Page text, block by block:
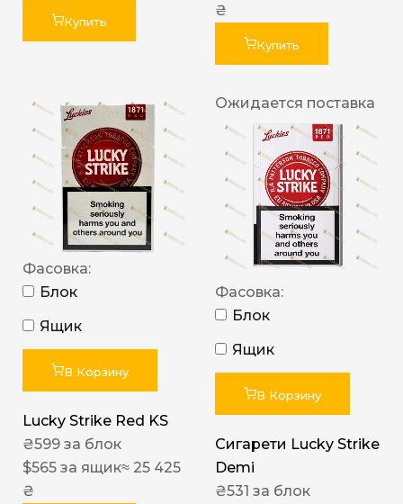
Купить
₴
Купить
Фасовка:
Блок
Ящик
В Корзину
Lucky Strike Red KS
₴599 за блок
$565 за ящик≈ 25 425
₴
Ожидается поставка
Фасовка:
Блок
Ящик
В Корзину
Сигарети Lucky Strike
Demi
₴531 за блок